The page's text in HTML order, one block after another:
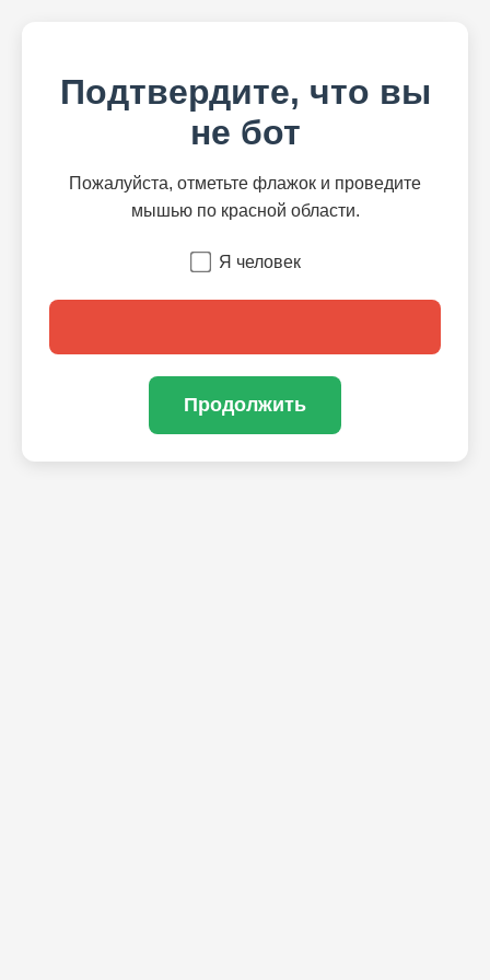
Подтвердите, что вы
не бот
Пожалуйста, отметьте флажок и проведите
мышью по красной области.
Я человек
Продолжить